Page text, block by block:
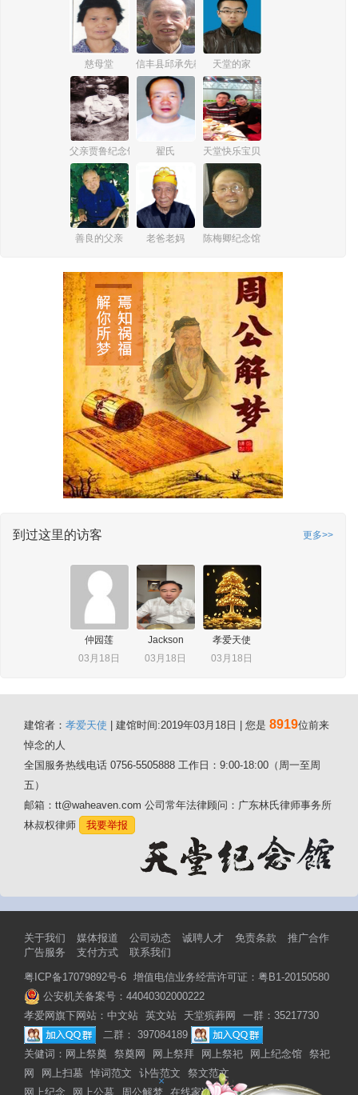
慈母堂 信丰县邱承先教师纪念馆
天堂的家
父亲贾鲁纪念馆 翟氏 天堂快乐宝贝
善良的父亲 老爸老妈 陈梅卿纪念馆
到过这里的访客 更多>>
仲园莲
03月18日
Jackson
03月18日
孝爱天使
03月18日
建馆者： 孝爱天使 | 建馆时间:2019年03月18日 | 您是 8919位前来
悼念的人
全国服务热线电话 0756-5505888 工作日：9:00-18:00（周一至周
五）
邮箱：tt@waheaven.com 公司常年法律顾问：广东林氏律师事务所
林叔权律师
我要举报
关于我们 媒体报道 公司动态 诚聘人才 免责条款
推广合作
广告服务
支付方式 联系我们
粤ICP备17079892号-6 增值电信业务经营许可证：粤B1-20150580
公安机关备案号：44040302000222
孝爱网旗下网站： 中文站 英文站 天堂殡葬网
一群：35217730
二群： 397084189
关健词： 网上祭奠 祭奠网 网上祭拜 网上祭祀 网上纪念馆 祭祀
网
网上扫墓 悼词范文 讣告范文
祭文范文
网上纪念
网上公墓 周公解梦 在线家谱 网上家谱
×